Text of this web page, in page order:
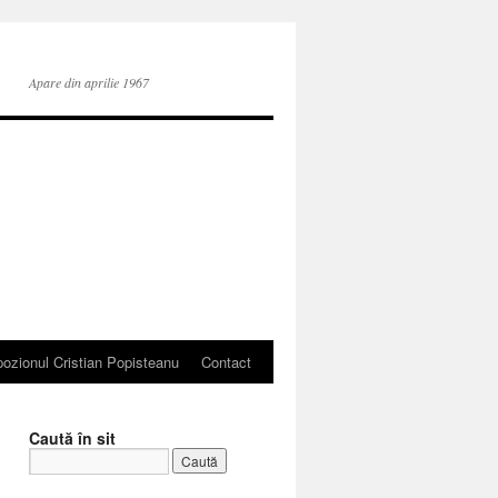
Apare din aprilie 1967
Cristian Popisteanu Contact
Caută în sit